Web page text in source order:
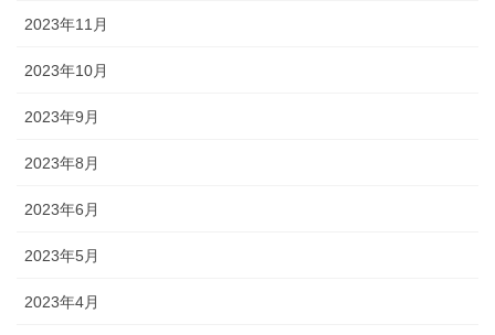
2023年11月
2023年10月
2023年9月
2023年8月
2023年6月
2023年5月
2023年4月